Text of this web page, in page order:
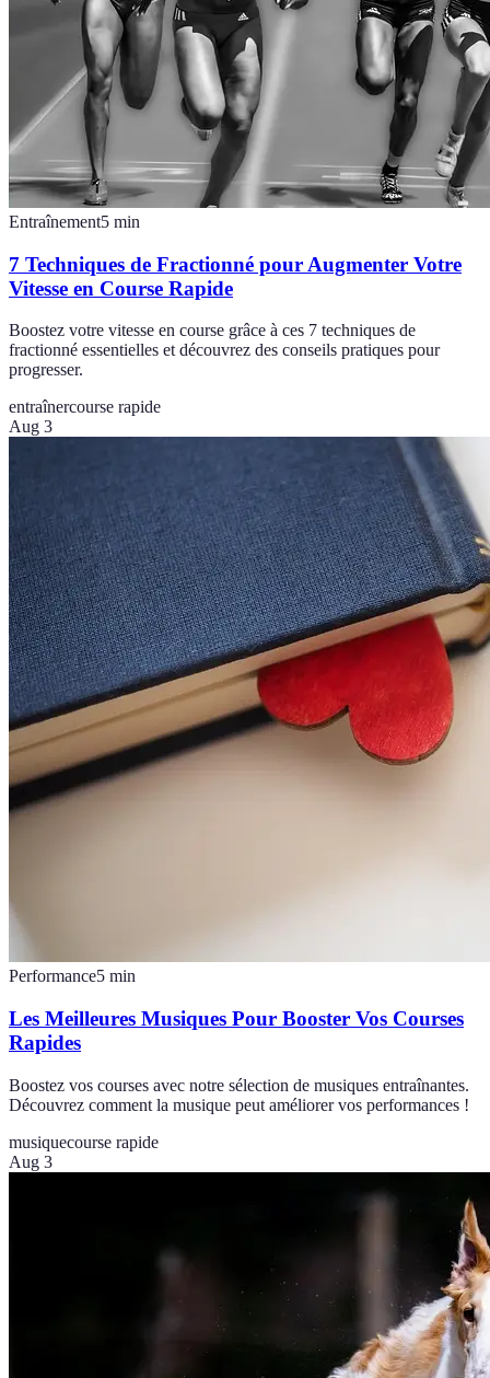
Entraînement5 min
7 Techniques de Fractionné pour Augmenter Votre
Vitesse en Course Rapide
Boostez votre vitesse en course grâce à ces 7 techniques de
fractionné essentielles et découvrez des conseils pratiques pour
progresser.
entraînercourse rapide
Aug 3
Performance5 min
Les Meilleures Musiques Pour Booster Vos Courses
Rapides
Boostez vos courses avec notre sélection de musiques entraînantes.
Découvrez comment la musique peut améliorer vos performances !
musiquecourse rapide
Aug 3